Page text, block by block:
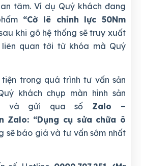
tâm. Ví dụ Quý khách đang
“Cờ lê chỉnh lực 50Nm
khi gõ hệ thống sẽ truy xuất
quan tới từ khóa mà Quý
trong quá trình tư vấn sản
khách chụp màn hình sản
và gửi qua số Zalo –
Zalo: “Dụng cụ sửa chữa ô
sẽ báo giá và tư vấn sớm nhất